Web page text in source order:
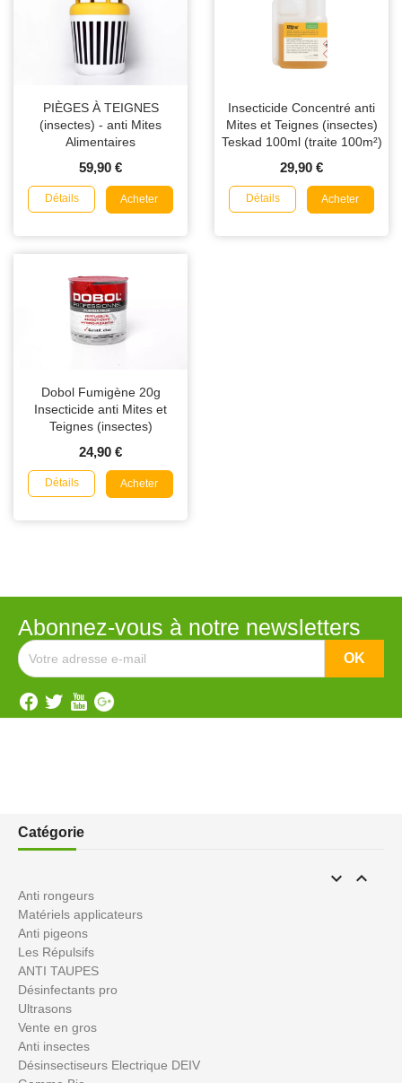
PIÈGES À TEIGNES
(insectes) - anti Mites
Alimentaires
59,90 €
Détails Acheter
Insecticide Concentré anti
Mites et Teignes (insectes)
Teskad 100ml (traite 100m²)
29,90 €
Détails Acheter
Dobol Fumigène 20g
Insecticide anti Mites et
Teignes (insectes)
24,90 €
Détails Acheter
Abonnez-vous à notre newsletters
Catégorie
 
Anti rongeurs
Matériels applicateurs
Anti pigeons
Les Répulsifs
ANTI TAUPES
Désinfectants pro
Ultrasons
Vente en gros
Anti insectes
Désinsectiseurs Electrique DEIV